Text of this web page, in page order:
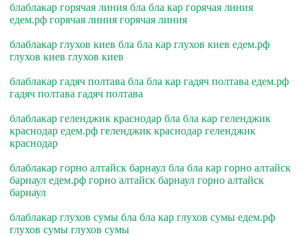
блаблакар горячая линия бла бла кар горячая линия
едем.рф горячая линия горячая линия
блаблакар глухов киев бла бла кар глухов киев едем.рф
глухов киев глухов киев
блаблакар гадяч полтава бла бла кар гадяч полтава едем.рф
гадяч полтава гадяч полтава
блаблакар геленджик краснодар бла бла кар геленджик
краснодар едем.рф геленджик краснодар геленджик
краснодар
блаблакар горно алтайск барнаул бла бла кар горно алтайск
барнаул едем.рф горно алтайск барнаул горно алтайск
барнаул
блаблакар глухов сумы бла бла кар глухов сумы едем.рф
глухов сумы глухов сумы